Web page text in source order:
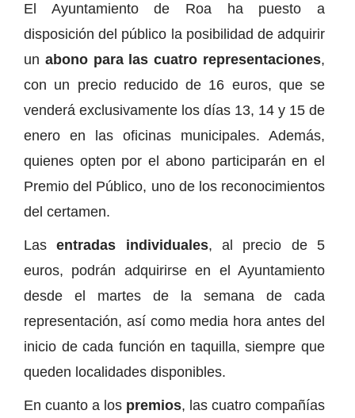
El Ayuntamiento de Roa ha puesto a
disposición del público la posibilidad de adquirir
un abono para las cuatro representaciones,
con un precio reducido de 16 euros, que se
venderá exclusivamente los días 13, 14 y 15 de
enero en las oficinas municipales. Además,
quienes opten por el abono participarán en el
Premio del Público, uno de los reconocimientos
del certamen.
Lasentradas individuales, al precio de 5
euros, podrán adquirirse en el Ayuntamiento
desde el martes de la semana de cada
representación, así como media hora antes del
inicio de cada función en taquilla, siempre que
queden localidades disponibles.
En cuanto a los premios, las cuatro compañías